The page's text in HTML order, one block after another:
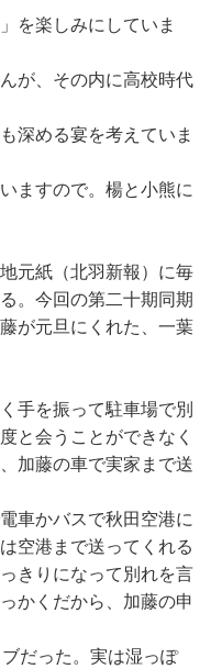
を楽しみにしていま
、その内に高校時代
める宴を考えていま
すので。楊と小熊に
元紙（北羽新報）に毎
。今回の第二十期同期
が元旦にくれた、一葉
手を振って駐車場で別
と会うことができなく
加藤の車で実家まで送
車かバスで秋田空港に
空港まで送ってくれる
きりになって別れを言
かくだから、加藤の申
だった。実は湿っぽ